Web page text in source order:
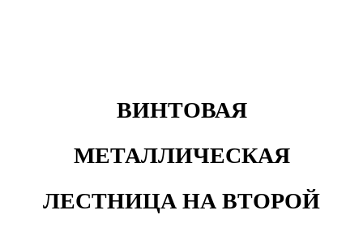
ВИНТОВАЯ
МЕТАЛЛИЧЕСКАЯ
ЛЕСТНИЦА НА ВТОРОЙ